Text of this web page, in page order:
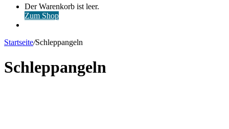
Warenkorb
ansehen
Der Warenkorb ist leer.
Zum Shop
Startseite/Schleppangeln
Schleppangeln